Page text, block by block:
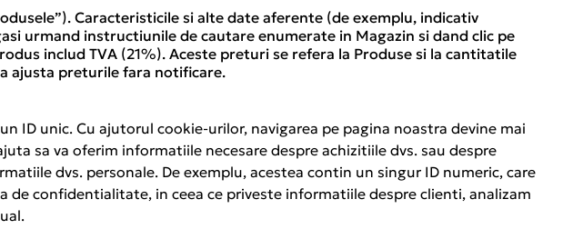
Caracteristicile si alte date aferente (de exemplu, indicativ
urmand instructiunile de cautare enumerate in Magazin si dand clic pe
includ TVA (21%). Aceste preturi se refera la Produse si la cantitatile
ajusta preturile fara notificare.
ID unic. Cu ajutorul cookie-urilor, navigarea pe pagina noastra devine mai
sa va oferim informatiile necesare despre achizitiile dvs. sau despre
dvs. personale. De exemplu, acestea contin un singur ID numeric, care
confidentialitate, in ceea ce priveste informatiile despre clienti, analizam